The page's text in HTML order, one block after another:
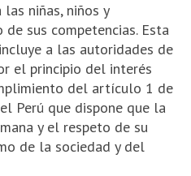
niñas, niños y
sus competencias. Esta
a las autoridades de
el principio del interés
del artículo 1 de
Perú que dispone que la
y el respeto de su
de la sociedad y del